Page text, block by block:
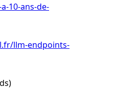
10-ans-de-
llm-endpoints-